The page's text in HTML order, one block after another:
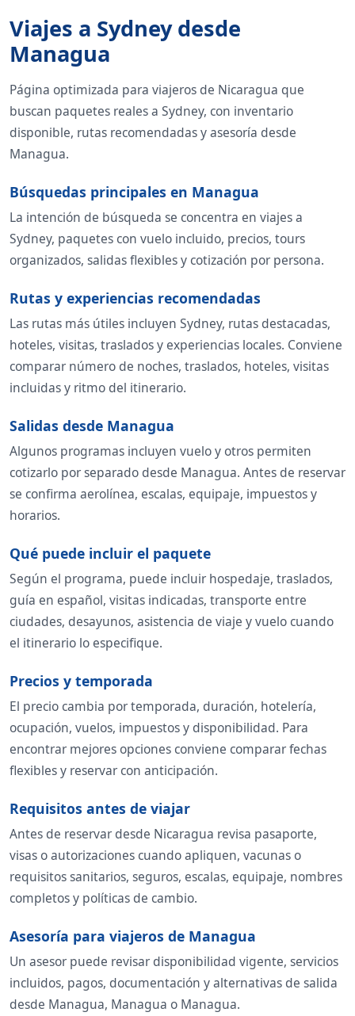
Viajes a Sydney desde
Managua
Página optimizada para viajeros de Nicaragua que
buscan paquetes reales a Sydney, con inventario
disponible, rutas recomendadas y asesoría desde
Managua.
Búsquedas principales en Managua
La intención de búsqueda se concentra en viajes a
Sydney, paquetes con vuelo incluido, precios, tours
organizados, salidas flexibles y cotización por persona.
Rutas y experiencias recomendadas
Las rutas más útiles incluyen Sydney, rutas destacadas,
hoteles, visitas, traslados y experiencias locales. Conviene
comparar número de noches, traslados, hoteles, visitas
incluidas y ritmo del itinerario.
Salidas desde Managua
Algunos programas incluyen vuelo y otros permiten
cotizarlo por separado desde Managua. Antes de reservar
se confirma aerolínea, escalas, equipaje, impuestos y
horarios.
Qué puede incluir el paquete
Según el programa, puede incluir hospedaje, traslados,
guía en español, visitas indicadas, transporte entre
ciudades, desayunos, asistencia de viaje y vuelo cuando
el itinerario lo especifique.
Precios y temporada
El precio cambia por temporada, duración, hotelería,
ocupación, vuelos, impuestos y disponibilidad. Para
encontrar mejores opciones conviene comparar fechas
flexibles y reservar con anticipación.
Requisitos antes de viajar
Antes de reservar desde Nicaragua revisa pasaporte,
visas o autorizaciones cuando apliquen, vacunas o
requisitos sanitarios, seguros, escalas, equipaje, nombres
completos y políticas de cambio.
Asesoría para viajeros de Managua
Un asesor puede revisar disponibilidad vigente, servicios
incluidos, pagos, documentación y alternativas de salida
desde Managua, Managua o Managua.